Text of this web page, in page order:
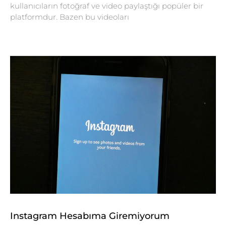
kullanıcıların fotoğraf ve video paylaştığı popüler bir
platformdur. Bazen bu videoları
Instagram Hesabıma Giremiyorum